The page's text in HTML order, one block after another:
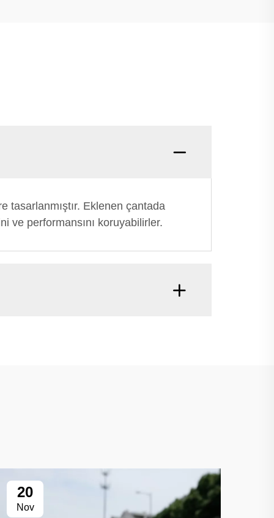
tasarlanmıştır. Eklenen çantada
ve performansını koruyabilirler.
20
Nov